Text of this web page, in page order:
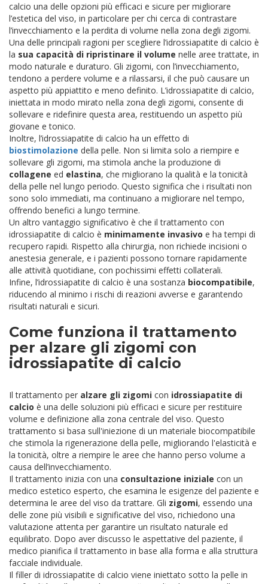
calcio una delle opzioni più efficaci e sicure per migliorare
l’estetica del viso, in particolare per chi cerca di contrastare
l’invecchiamento e la perdita di volume nella zona degli zigomi.
Una delle principali ragioni per scegliere l’idrossiapatite di calcio è
la sua capacità di ripristinare il volume nelle aree trattate, in
modo naturale e duraturo. Gli zigomi, con l’invecchiamento,
tendono a perdere volume e a rilassarsi, il che può causare un
aspetto più appiattito e meno definito. L’idrossiapatite di calcio,
iniettata in modo mirato nella zona degli zigomi, consente di
sollevare e ridefinire questa area, restituendo un aspetto più
giovane e tonico.
Inoltre, l’idrossiapatite di calcio ha un effetto di
biostimolazione della pelle. Non si limita solo a riempire e
sollevare gli zigomi, ma stimola anche la produzione di
collagene ed elastina, che migliorano la qualità e la tonicità
della pelle nel lungo periodo. Questo significa che i risultati non
sono solo immediati, ma continuano a migliorare nel tempo,
offrendo benefici a lungo termine.
Un altro vantaggio significativo è che il trattamento con
idrossiapatite di calcio è minimamente invasivo e ha tempi di
recupero rapidi. Rispetto alla chirurgia, non richiede incisioni o
anestesia generale, e i pazienti possono tornare rapidamente
alle attività quotidiane, con pochissimi effetti collaterali.
Infine, l’idrossiapatite di calcio è una sostanza biocompatibile,
riducendo al minimo i rischi di reazioni avverse e garantendo
risultati naturali e sicuri.
Come funziona il trattamento
per alzare gli zigomi con
idrossiapatite di calcio
Il trattamento per alzare gli zigomi con idrossiapatite di
calcio è una delle soluzioni più efficaci e sicure per restituire
volume e definizione alla zona centrale del viso. Questo
trattamento si basa sull'iniezione di un materiale biocompatibile
che stimola la rigenerazione della pelle, migliorando l'elasticità e
la tonicità, oltre a riempire le aree che hanno perso volume a
causa dell’invecchiamento.
Il trattamento inizia con una consultazione iniziale con un
medico estetico esperto, che esamina le esigenze del paziente e
determina le aree del viso da trattare. Gli zigomi, essendo una
delle zone più visibili e significative del viso, richiedono una
valutazione attenta per garantire un risultato naturale ed
equilibrato. Dopo aver discusso le aspettative del paziente, il
medico pianifica il trattamento in base alla forma e alla struttura
facciale individuale.
Il filler di idrossiapatite di calcio viene iniettato sotto la pelle in